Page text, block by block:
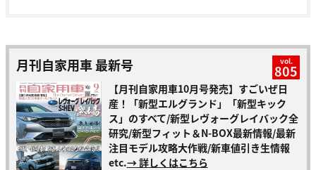
月刊自家用車 最新号 vol.
805
【月刊自家用車10月号発売】すごいぜ日
産！「新型エルグランド」「新型キック
ス」のすべて/新型レヴォーグレイバック全
研究/新型フィット＆N-BOX最新情報/最新
注目モデル攻略大作戦/新車値引き生情報
etc.→ 詳しくはこちら